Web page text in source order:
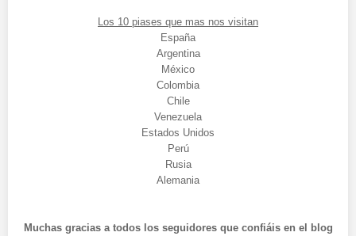
Los 10 piases que mas nos visitan
España
Argentina
México
Colombia
Chile
Venezuela
Estados Unidos
Perú
Rusia
Alemania
Muchas gracias a todos los seguidores que confiáis en el blog